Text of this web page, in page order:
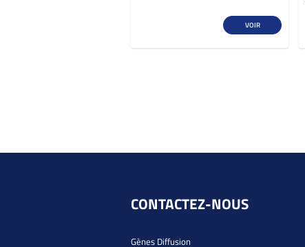
VOIR
CONTACTEZ-NOUS
Gènes Diffusion